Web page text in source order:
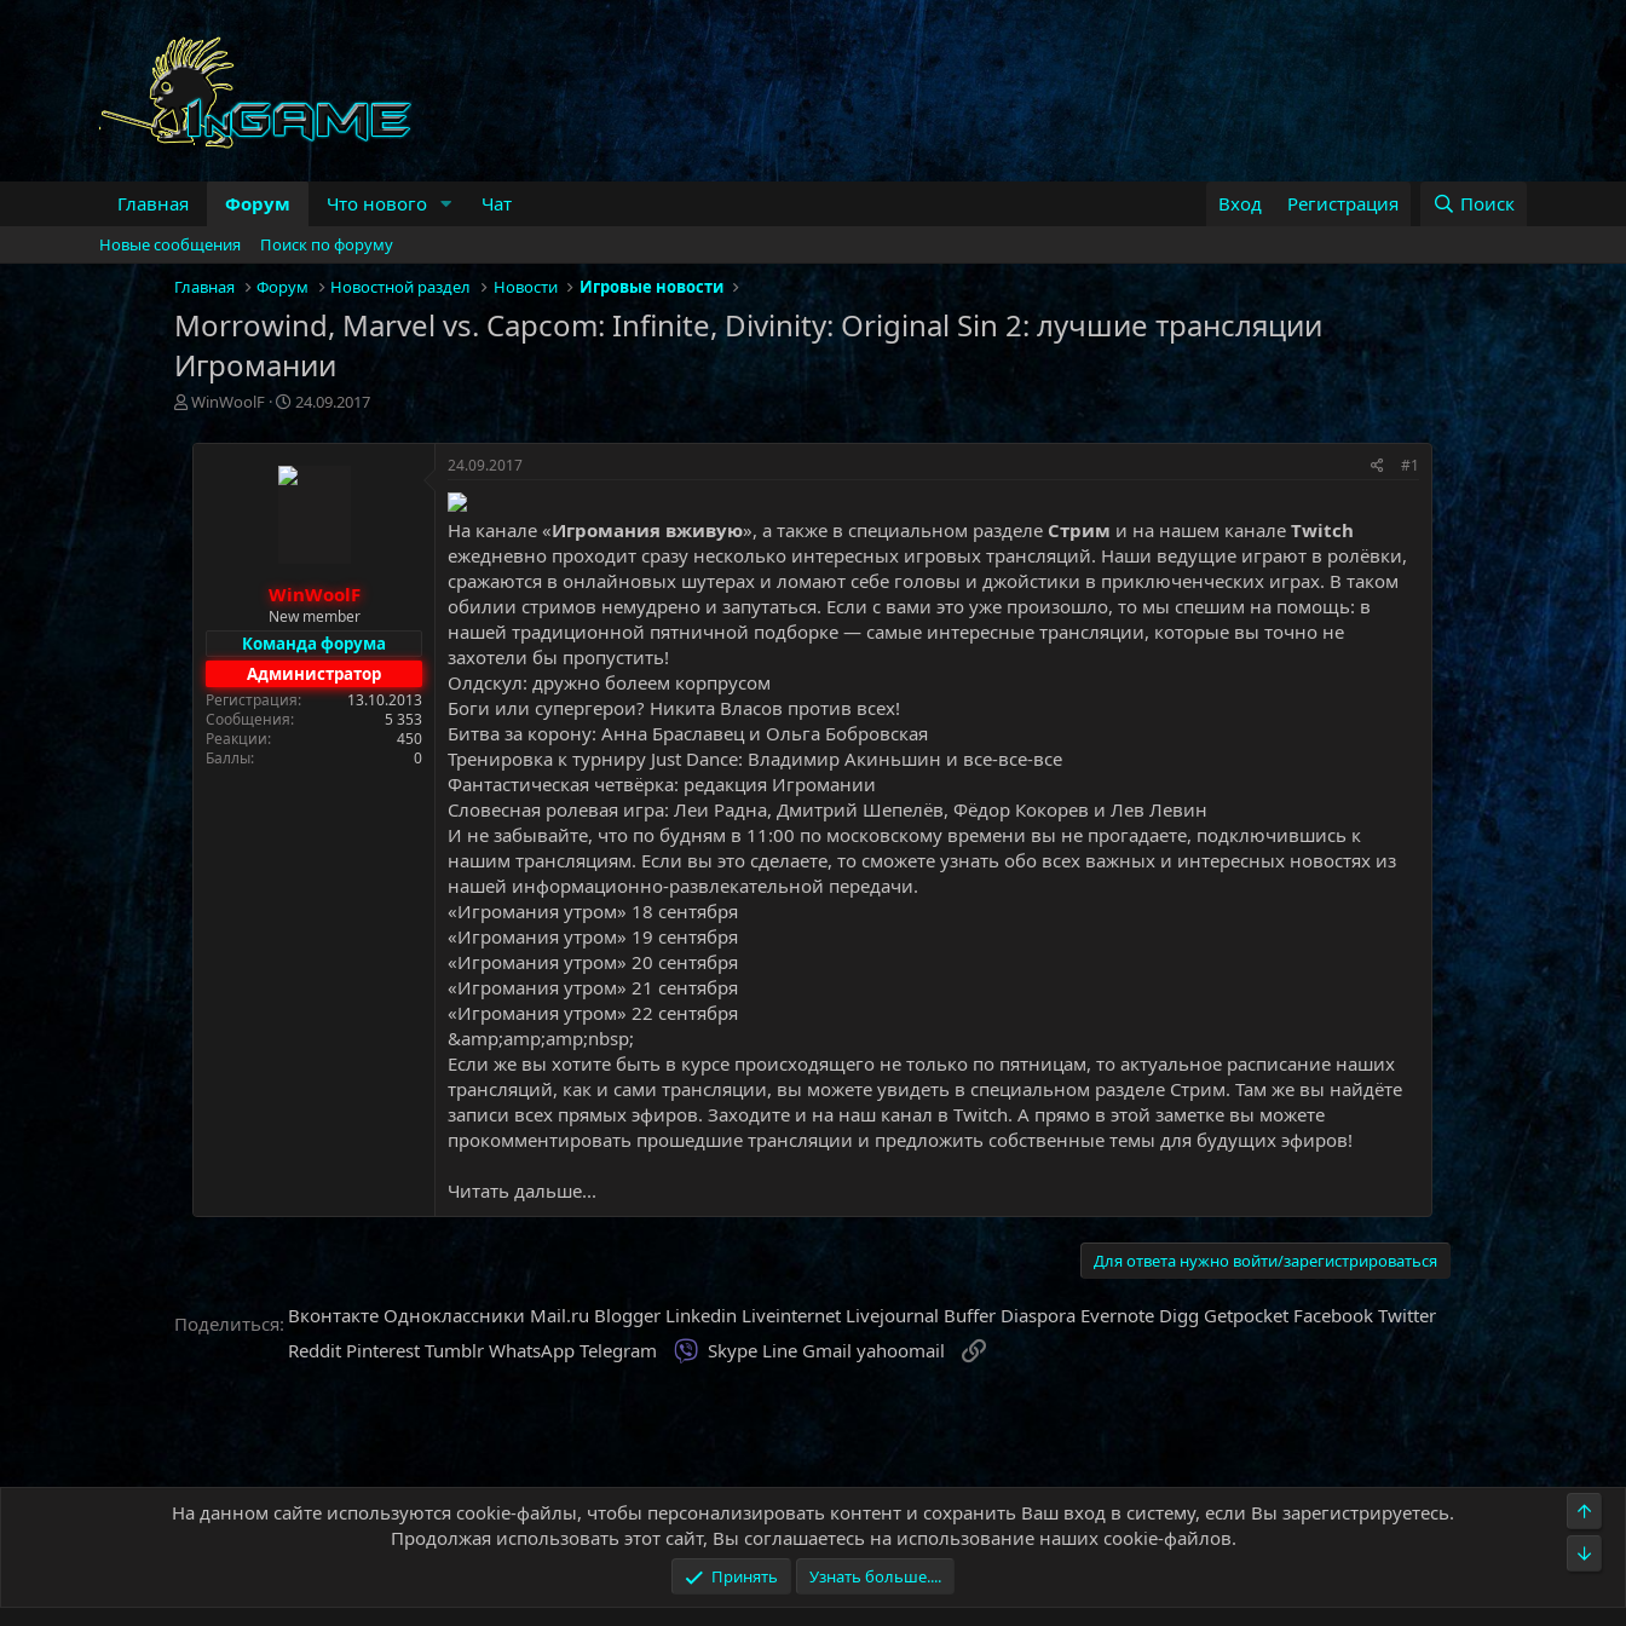
Главная Форум Что нового Чат Вход Регистрация Поиск
Новые сообщения
Поиск по форуму
Главная
Форум Новостной раздел Новости Игровые новости
Morrowind, Marvel vs. Capcom: Infinite, Divinity: Original Sin 2: лучшие трансляции
Игромании
А
т
WinWoolF
Д
т
а
н
а
24.09.2017
WinWoolF
New member
Команда форума
Администратор
Регистрация
13.10.2013
Сообщения
5 353
Реакции
450
Баллы
0
24.09.2017 #1
На канале «Игромания вживую», а также в специальном разделе Стрим и на нашем каналеTwitch
ежедневно проходит сразу несколько интересных игровых трансляций. Наши ведущие играют в ролёвки,
сражаются в онлайновых шутерах и ломают себе головы и джойстики в приключенческих играх. В таком
обилии стримов немудрено и запутаться. Если с вами это уже произошло, то мы спешим на помощь: в
нашей традиционной пятничной подборке — самые интересные трансляции, которые вы точно не
захотели бы пропустить!
Олдскул: дружно болеем корпрусом
Боги или супергерои? Никита Власов против всех!
Битва за корону: Анна Браславец и Ольга Бобровская
Тренировка к турниру Just Dance: Владимир Акиньшин и все-все-все
Фантастическая четвёрка: редакция Игромании
Словесная ролевая игра: Леи Радна, Дмитрий Шепелёв, Фёдор Кокорев и Лев Левин
И не забывайте, что по будням в 11:00 по московскому времени вы не прогадаете, подключившись к
нашим трансляциям. Если вы это сделаете, то сможете узнать обо всех важных и интересных новостях из
нашей информационно-развлекательной передачи.
«Игромания утром» 18 сентября
«Игромания утром» 19 сентября
«Игромания утром» 20 сентября
«Игромания утром» 21 сентября
«Игромания утром» 22 сентября
&amp;amp;amp;nbsp;
Если же вы хотите быть в курсе происходящего не только по пятницам, то актуальное расписание наших
трансляций, как и сами трансляции, вы можете увидеть в специальном разделе Стрим. Там же вы найдёте
записи всех прямых эфиров. Заходите и на наш канал в Twitch. А прямо в этой заметке вы можете
прокомментировать прошедшие трансляции и предложить собственные темы для будущих эфиров!​
Читать дальше...
Для ответа нужно войти/зарегистрироваться
Поделиться: Вконтакте Одноклассники Mail.ru Blogger Linkedin Liveinternet Livejournal Buffer Diaspora Evernote Digg Getpocket Facebook Twitter
Reddit Pinterest Tumblr WhatsApp Telegram Viber
Skype Line Gmail yahoomail
Главная Новостной раздел Новости Игровые новости
Обратная связь Условия и правила
На данном сайте используются cookie-файлы, чтобы персонализировать контент и сохранить Ваш вход в систему, если Вы зарегистрируетесь.
Продолжая использовать этот сайт, Вы соглашаетесь на использование наших cookie-файлов.
Принять Узнать больше....
Верх
Низ